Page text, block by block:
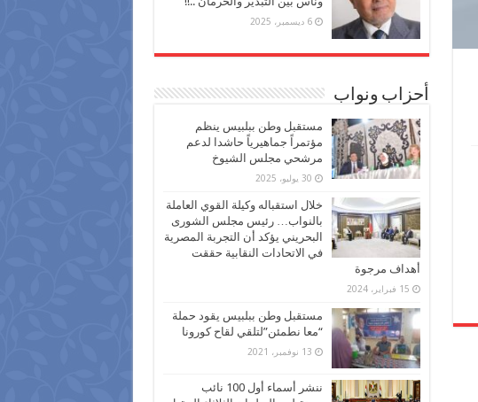
6 ديسمبر، 2025
أحزاب ونواب
مستقبل وطن ببلبيس ينظم
مؤتمراً جماهيرياً حاشدا لدعم
مرشحي مجلس الشيوخ
30 يوليو، 2025
خلال استقباله وكيلة القوي العاملة
بالنواب… رئيس مجلس الشورى
البحريني يؤكد أن التجربة المصرية
في الاتحادات النقابية حققت
أهداف مرجوة
15 فبراير، 2024
مستقبل وطن ببلبيس يقود حملة
“معا نطمئن”لتلقي لقاح كورونا
13 نوفمبر، 2021
ننشر أسماء أول 100 نائب